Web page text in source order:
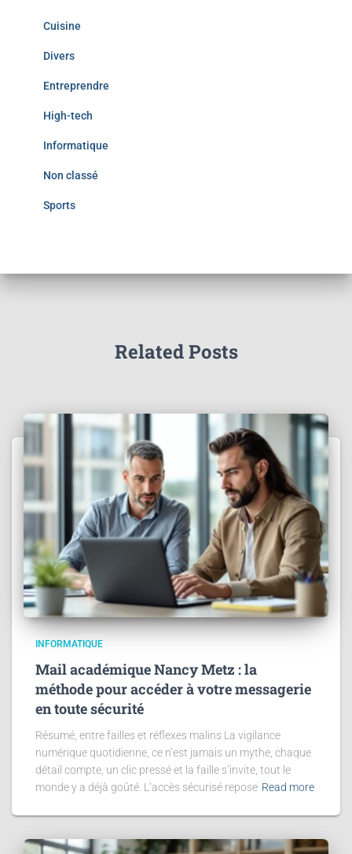
Cuisine
Divers
Entreprendre
High-tech
Informatique
Non classé
Sports
Related Posts
INFORMATIQUE
Mail académique Nancy Metz : la
méthode pour accéder à votre messagerie
en toute sécurité
Résumé, entre failles et réflexes malins La vigilance
numérique quotidienne, ce n’est jamais un mythe, chaque
détail compte, un clic pressé et la faille s’invite, tout le
monde y a déjà goûté. L’accès sécurisé repose Read more